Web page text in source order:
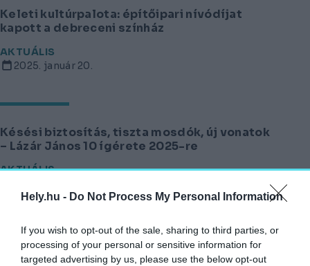
Hely.hu - Do Not Process My Personal Information
If you wish to opt-out of the sale, sharing to third parties, or
processing of your personal or sensitive information for
targeted advertising by us, please use the below opt-out
Keleti kultúrpalota: építőipari nívódíjat
kapott a debreceni színház
AKTUÁLIS
2025. január 20.
Késési biztosítás, tiszta mosdók, új vonatok
– Lázár János 10 ígérete 2025-re
AKTUÁLIS
5 fénypark a sötét, téli napokra